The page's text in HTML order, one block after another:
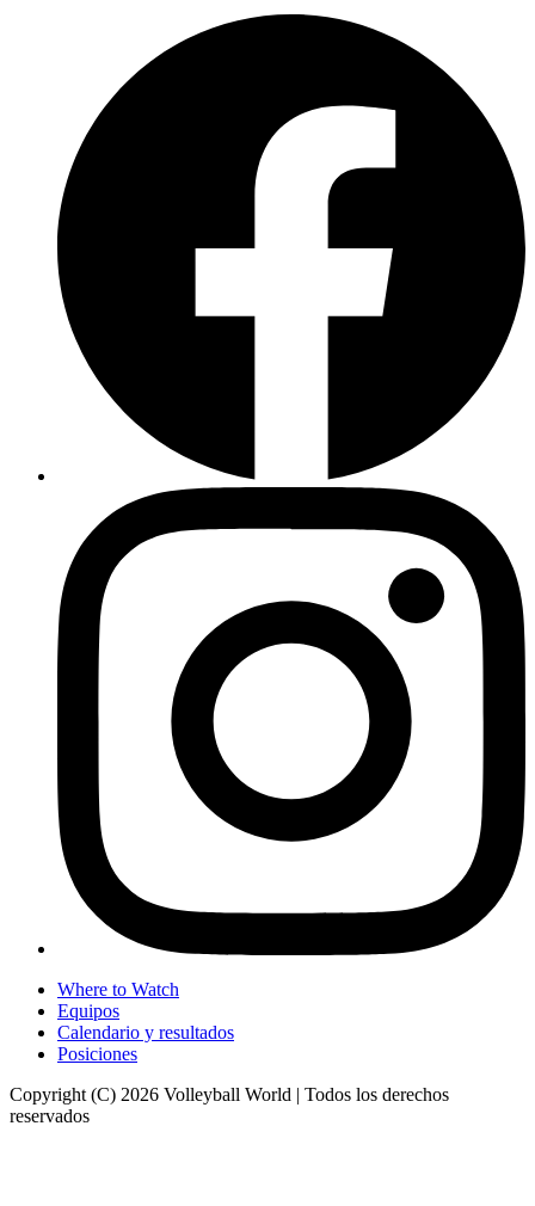
Where to Watch
Equipos
Calendario y resultados
Posiciones
Copyright (C) 2026 Volleyball World | Todos los derechos
reservados